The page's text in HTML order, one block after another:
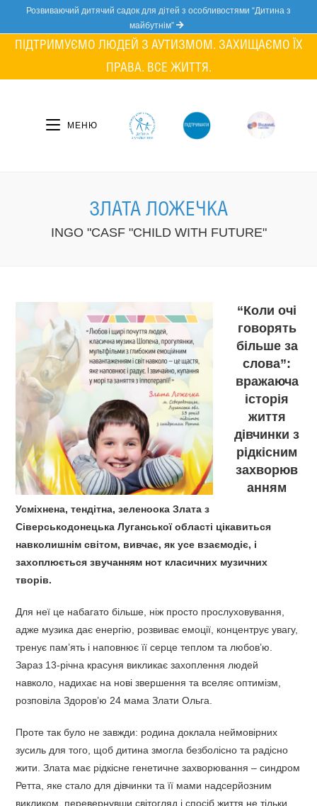
content
Розвиваючий дитячий садок для дітей з особливостями “Дитина з
майбутнім”
ПІДТРИМУЄМО ЛЮДЕЙ З АУТИЗМОМ. ЗАХИЩАЄМО ЇХ
ПРАВА. ВСЕ ЖИТТЯ.
МЕНЮ
ЗЛАТА ЛОЖЕЧКА
INGO "CASF "CHILD WITH FUTURE"
“Коли очі
говорять
більше за
слова”:
вражаюча
історія
життя
дівчинки з
рідкісним
захворюв
анням
Усміхнена, тендітна, зеленоока Злата з
Сіверськодонецька Луганської області цікавиться
навколишнім світом, вивчає, як усе взаємодіє, і
захоплюється звучанням нот класичних музичних
творів.
Для неї це набагато більше, ніж просто прослуховування,
адже музика дає енергію, розвиває емоції, концентрує увагу,
тренує пам’ять і наповнює її серце теплом та любов’ю.
Зараз 13-річна красуня викликає захоплення людей
навколо, надихає на нові звершення та вселяє оптимізм,
розповіла Здоров’ю 24 мама Злати Ольга.
Проте так було не завжди: родина доклала неймовірних
зусиль для того, щоб дитина змогла безболісно та радісно
жити. Злата має рідкісне генетичне захворювання – синдром
Ретта, яке стало для дівчинки та її мами надсерйозним
викликом, перевернувши світогляд і спосіб життя не тільки